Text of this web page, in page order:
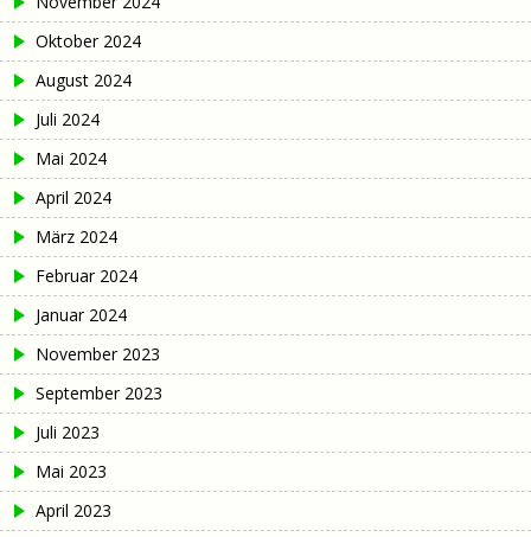
Oktober 2024
August 2024
Juli 2024
Mai 2024
April 2024
März 2024
Februar 2024
Januar 2024
November 2023
September 2023
Juli 2023
Mai 2023
April 2023